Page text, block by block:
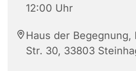
12:00 Uhr
Haus der Begegnung,
Str. 30, 33803